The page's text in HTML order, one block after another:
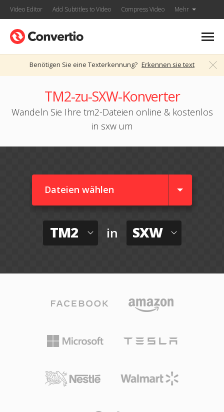
Video Editor Add Subtitles to Video Compress Video Mehr
Benötigen Sie eine Texterkennung? Erkennen sie text
TM2-zu-SXW-Konverter
Wandeln Sie Ihre tm2-Dateien online & kostenlos
in sxw um
Dateien wählen
TM2 in SXW